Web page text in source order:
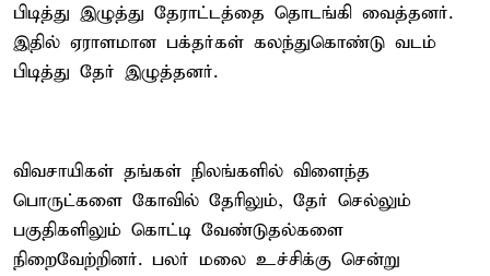
பிடித்து இழுத்து தேராட்டத்தை தொடங்கி வைத்தனர்.
இதில் ஏராளமான பக்தர்கள் கலந்துகொண்டு வடம்
பிடித்து தேர் இழுத்தனர்.
விவசாயிகள் தங்கள் நிலங்களில் விளைந்த
பொருட்களை கோவில் தேரிலும், தேர் செல்லும்
பகுதிகளிலும் கொட்டி வேண்டுதல்களை
நிறைவேற்றினர். பலர் மலை உச்சிக்கு சென்று